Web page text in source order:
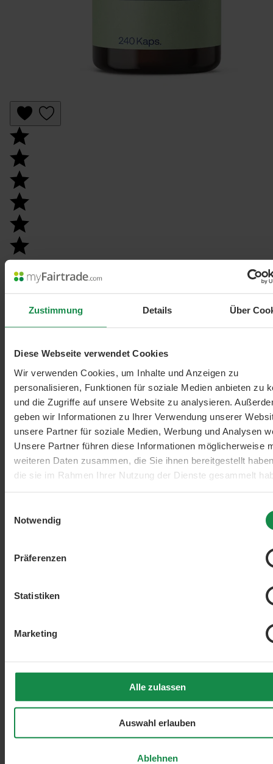
Zustimmung Details Über
Diese Webseite verwendet Cookies
Wir verwenden Cookies, um Inhalte und Anzeigen zu
personalisieren, Funktionen für soziale Medien anbieten zu
und die Zugriffe auf unsere Website zu analysieren.
geben wir Informationen zu Ihrer Verwendung unserer
unsere Partner für soziale Medien, Werbung und Analysen
Unsere Partner führen diese Informationen möglicherweise
weiteren Daten zusammen, die Sie ihnen bereitgestellt
die sie im Rahmen Ihrer Nutzung der Dienste gesammelt
Notwendig
Präferenzen
Statistiken
Marketing
Alle zulassen
Auswahl erlauben
Ablehnen
Durchschnittliche Bewertung von 4.7 von 5 Sternen
Mexican Wild Yam
240 Kapseln, 101 g€ 266,44 / 1 kg
Effective Nature
Details